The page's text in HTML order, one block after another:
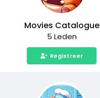
Movies Catalogue
5 Leden
Registreer